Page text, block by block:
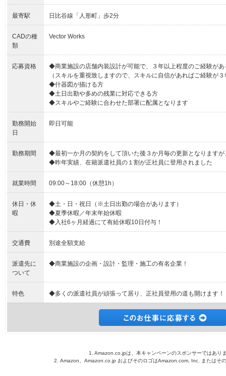
最寄駅 日比谷線「人形町」歩2分
CADの種
類
Vector Works
応募資格
◆商業施設の店舗内装設計が可能で、３年以上程度のご経験があ
（スキルを重視致しますので、スキルに自信があればご経験が
◆什器図が描ける方
◆土日出勤や多めの残業に対応できる方
◆スキルやご経験に合わせた部署に配属となります
勤務開始
日
即日可能
勤務期間
◆最初一か月の契約をして頂いた後３か月毎の更新となります
◆昨年実績、在籍派遣社員の１割が正社員に登用されました
就業時間 09:00～18:00（休憩1h）
休日・休
暇
◆土・日・祝日（※土日出勤の場合があります）
◆夏季休暇／年末年始休暇
◆入社6ヶ月経過にて有給休暇10日付与！
交通費 別途全額支給
派遣先に
ついて
◆商業施設の企画・設計・監理・施工の有名企業！
特色 ◆多くの派遣社員が頑張って居り、正社員登用の道も開けます！
1. Amazon.co.jpは、本キャンペーンのスポンサーではあり
2. Amazon、Amazon.co.jp およびそのロゴはAmazon.com, Inc. またはそ